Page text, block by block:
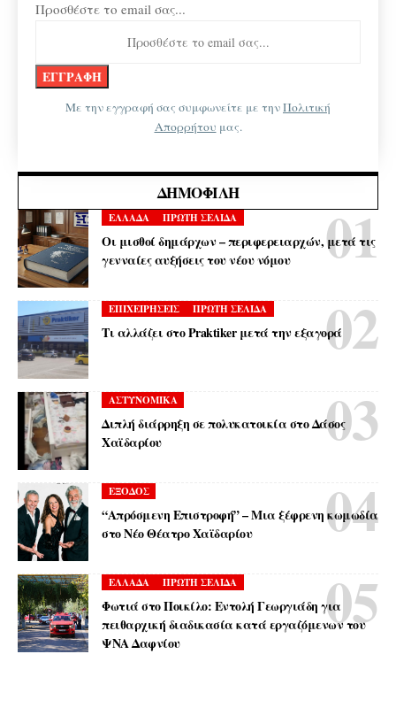
Προσθέστε το email σας...
Με την εγγραφή σας συμφωνείτε με τηνΠολιτική
Απορρήτου μας.
ΔΗΜΟΦΙΛΉ
ΕΛΛΑΔΑ ΠΡΩΤΗ ΣΕΛΙΔΑ
Οι μισθοί δημάρχων – περιφερειαρχών, μετά τις
γενναίες αυξήσεις του νέου νόμου
ΕΠΙΧΕΙΡΗΣΕΙΣ ΠΡΩΤΗ ΣΕΛΙΔΑ
Τι αλλάζει στο Praktiker μετά την εξαγορά
ΑΣΤΥΝΟΜΙΚΑ
Διπλή διάρρηξη σε πολυκατοικία στο Δάσος
Χαϊδαρίου
ΕΞΟΔΟΣ
“Απρόσμενη Επιστροφή” – Μια ξέφρενη κωμωδία
στο Νέο Θέατρο Χαϊδαρίου
ΕΛΛΑΔΑ ΠΡΩΤΗ ΣΕΛΙΔΑ
Φωτιά στο Ποικίλο: Εντολή Γεωργιάδη για
πειθαρχική διαδικασία κατά εργαζόμενων του
ΨΝΑ Δαφνίου